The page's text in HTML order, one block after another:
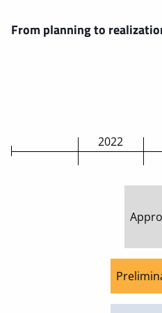
From planning to
2022